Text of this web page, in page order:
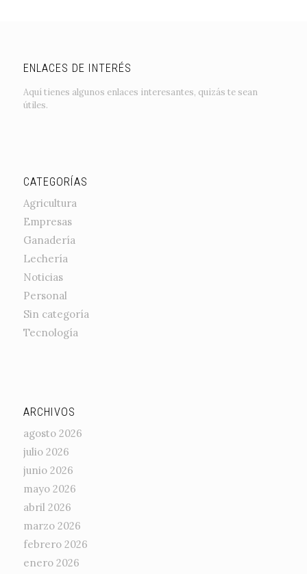
ENLACES DE INTERÉS
Aquí tienes algunos enlaces interesantes, quizás te sean
útiles.
CATEGORÍAS
Agricultura
Empresas
Ganadería
Lechería
Noticias
Personal
Sin categoría
Tecnología
ARCHIVOS
agosto 2026
julio 2026
junio 2026
mayo 2026
abril 2026
marzo 2026
febrero 2026
enero 2026